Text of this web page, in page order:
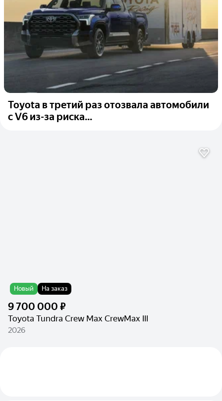
Toyota в третий раз отозвала автомобили
с V6 из-за риска...
Новый На заказ
9 700 000 ₽
Toyota Tundra Crew Max CrewMax III
2026